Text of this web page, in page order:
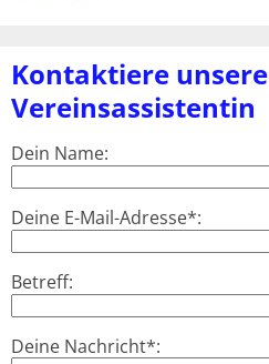
Kontaktiere unsere
Vereinsassistentin
Dein Name:
Deine E-Mail-Adresse*:
Betreff:
Deine Nachricht*: